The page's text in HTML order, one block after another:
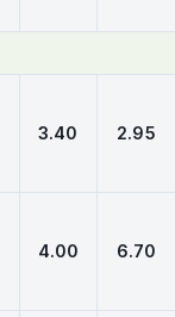
3.40 2.95
4.00 6.70